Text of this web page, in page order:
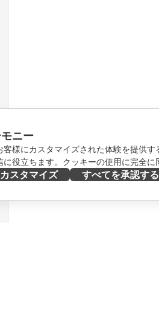
ニー
様にカスタマイズされた体験を提供
役立ちます。クッキーの使用に完全に
カスタマイズ すべてを承認する